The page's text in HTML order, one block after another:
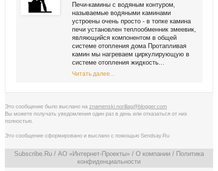
Печи-камины с водяным контуром,
называемые водяными каминами
устроены очень просто - в топке камина
печи установлен теплообменник змеевик,
являющийся компонентом в общей
системе отопления дома Протапливая
камин мы нагреваем циркулирующую в
системе отопления жидкость...
Читать далее...
Это сообщение было выслано на znamenski.norillag@blogger.com
Вы можете получать уведомления один раз в день или отказаться от них
полностью
Это сообщение сформировано и выслано с помощью Sendsay.Ru
Subscribe.Ru / АО «Интернет-Проекты» / О компании / Политика
конфиденциальности